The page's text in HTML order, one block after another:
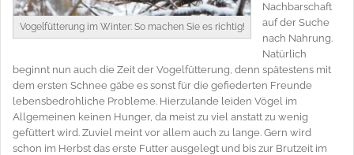
Vogelfütterung im Winter: So machen Sie es richtig!
Nachbarschaft
auf der Suche
nach Nahrung.
Natürlich
beginnt nun auch die Zeit der Vogelfütterung, denn spätestens mit
dem ersten Schnee gäbe es sonst für die gefiederten Freunde
lebensbedrohliche Probleme. Hierzulande leiden Vögel im
Allgemeinen keinen Hunger, da meist zu viel anstatt zu wenig
gefüttert wird. Zuviel meint vor allem auch zu lange. Gern wird
schon im Herbst das erste Futter ausgelegt und bis zur Brutzeit im